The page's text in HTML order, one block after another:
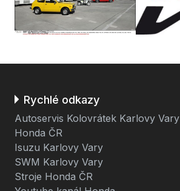
Rychlé odkazy
Autoservis Kolovrátek Karlovy Vary
Honda ČR
Isuzu Karlovy Vary
SWM Karlovy Vary
Stroje Honda ČR